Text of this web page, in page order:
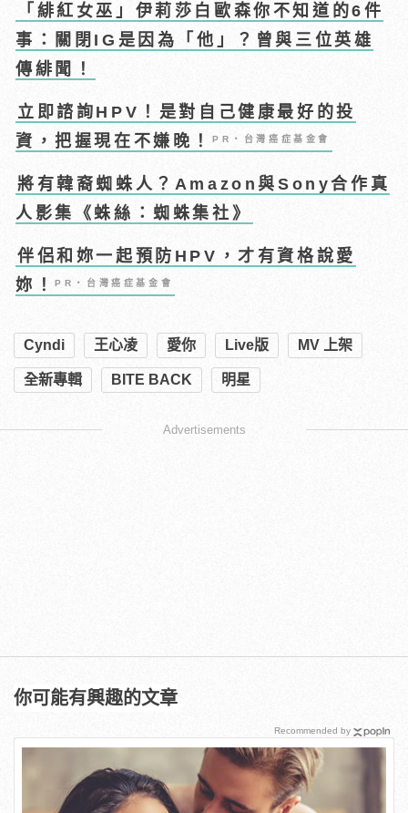
「緋紅女巫」伊莉莎白歐森你不知道的6件
事：關閉IG是因為「他」？曾與三位英雄
傳緋聞！
立即諮詢HPV！是對自己健康最好的投
資，把握現在不嫌晚！PR・台灣癌症基金會
將有韓裔蜘蛛人？Amazon與Sony合作真
人影集《蛛絲：蜘蛛集社》
伴侶和妳一起預防HPV，才有資格說愛
妳！PR・台灣癌症基金會
Cyndi 王心凌 愛你 Live版 MV 上架
全新專輯 BITE BACK 明星
Advertisements
你可能有興趣的文章
Recommended by